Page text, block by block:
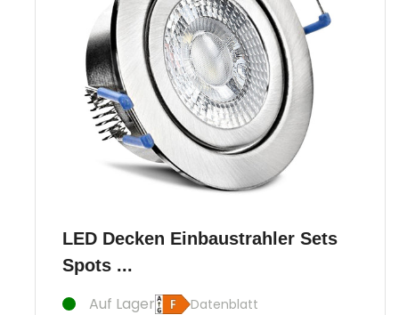
LED Decken Einbaustrahler Sets
Spots ...
Auf Lager Datenblatt